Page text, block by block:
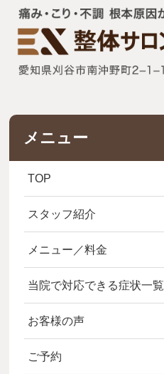
メニュー
TOP
スタッフ紹介
メニュー／料金
当院で対応できる症状一覧
お客様の声
ご予約